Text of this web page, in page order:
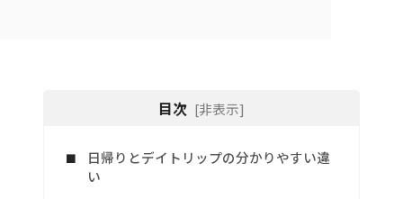
目次 [非表示]
日帰りとデイトリップの分かりやすい違
い